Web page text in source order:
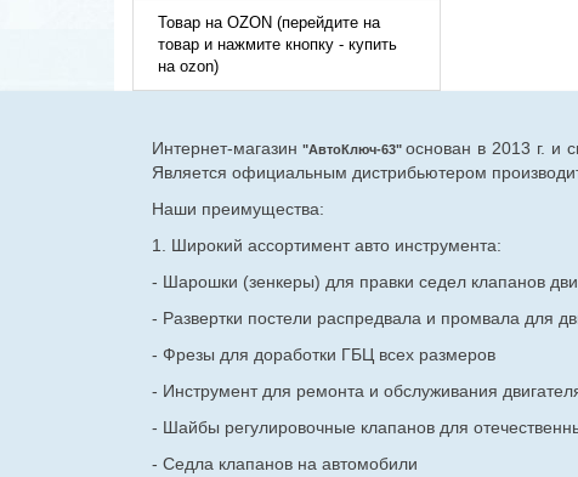
Товар на OZON (перейдите на
товар и нажмите кнопку - купить
на ozon)
Интернет-магазин "АвтоКлюч-63"основан в 2013 г. и
Является официальным дистрибьютером
Наши преимущества:
1. Широкий ассортимент авто инструмента:
- Шарошки (зенкеры) для правки седел клапанов
- Развертки постели распредвала и промвала для
- Фрезы для доработки ГБЦ всех размеров
- Инструмент для ремонта и обслуживания
- Шайбы регулировочные клапанов для
- Седла клапанов на автомобили